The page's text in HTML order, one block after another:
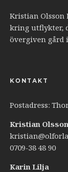
Kristian Olsson
kring utflykter,
övergiven gård i
KONTAKT
Postadress:
Kristian
0709-38 48 90
Karin Lilja